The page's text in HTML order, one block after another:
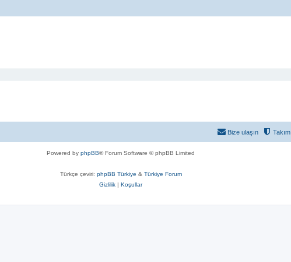
Takım
Bize ulaşın
Powered by phpBB® Forum Software © phpBB Limited
Türkçe çeviri: phpBB Türkiye & Türkiye Forum
Gizlilik | Koşullar